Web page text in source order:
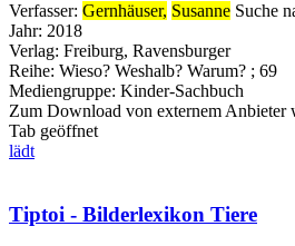
Verfasser: Gernhäuser, Susanne Suche
Jahr: 2018
Verlag: Freiburg, Ravensburger
Reihe: Wieso? Weshalb? Warum? ; 69
Mediengruppe: Kinder-Sachbuch
Zum Download von externem Anbieter
Tab geöffnet
lädt
Tiptoi - Bilderlexikon Tiere